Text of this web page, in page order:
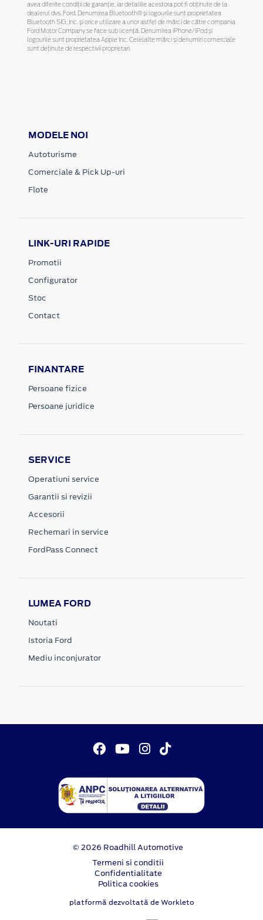
avea diferite condiții de garanție, iar detaliile acestora pot fi obținute de la
dealerul dvs. Ford. Denumirea Bluetooth® și logourile sunt proprietatea
Bluetooth SIG, Inc. și orice utilizare a unor astfel de mărci de către compania
Ford Motor Company se face sub licență. Denumirea iPhone/iPod și
logourile sunt proprietatea Apple Inc. Celelalte mărci și denumiri comerciale
sunt deținute de respectivii proprietari.
MODELE NOI
Autoturisme
Comerciale & Pick Up-uri
Flote
LINK-URI RAPIDE
Promotii
Configurator
Stoc
Contact
FINANTARE
Persoane fizice
Persoane juridice
SERVICE
Operatiuni service
Garantii si revizii
Accesorii
Rechemari in service
FordPass Connect
LUMEA FORD
Noutati
Istoria Ford
Mediu inconjurator
© 2026 Roadhill Automotive
Termeni si conditii
Confidentialitate
Politica cookies
platformă dezvoltată de Workleto